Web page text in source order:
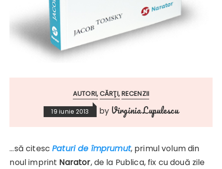
AUTORI CĂRŢI RECENZII
19 iunie 2013 by Virginia Lupulescu
…să citescPaturi de împrumut, primul volum din
noul imprint Narator, de la Publica, fix cu două zile